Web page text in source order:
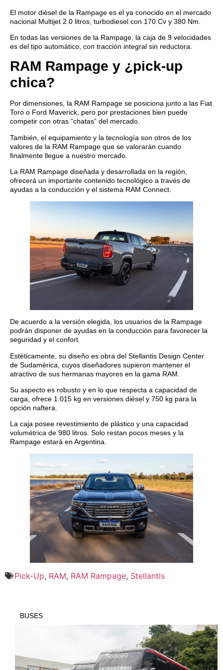
El motor diésel de la Rampage es el ya conocido en el mercado
nacional Multijet 2.0 litros, turbodiesel con 170 Cv y 380 Nm.
En todas las versiones de la Rampage, la caja de 9 velocidades
es del tipo automático, con tracción integral sin reductora.
RAM Rampage y ¿pick-up
chica?
Por dimensiones, la RAM Rampage se posiciona junto a las Fiat
Toro o Ford Maverick, pero por prestaciones bien puede
competir con otras “chatas” del mercado.
También, el equipamiento y la tecnología son otros de los
valores de la RAM Rampage que se valorarán cuando
finalmente llegue a nuestro mercado.
La RAM Rampage diseñada y desarrollada en la región,
ofrecerá un importante contenido tecnológico a través de
ayudas a la conducción y el sistema RAM Connect.
De acuerdo a la versión elegida, los usuarios de la Rampage
podrán disponer de ayudas en la conducción para favorecer la
seguridad y el confort.
Estéticamente, su diseño es obra del Stellantis Design Center
de Sudamérica, cuyos diseñadores supieron mantener el
atractivo de sus hermanas mayores en la gama RAM.
Su aspecto es robusto y en lo que respecta a capacidad de
carga, ofrece 1.015 kg en versiones diésel y 750 kg para la
opción naftera.
La caja posee revestimiento de plástico y una capacidad
volumétrica de 980 litros. Solo restan pocos meses y la
Rampage estará en Argentina.
Pick-Up, RAM, RAM Rampage, Stellantis
BUSES